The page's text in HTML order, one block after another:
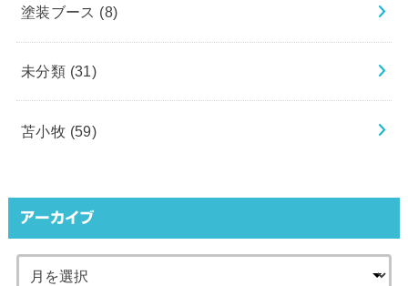
塗装ブース (8)
未分類 (31)
苫小牧 (59)
アーカイブ